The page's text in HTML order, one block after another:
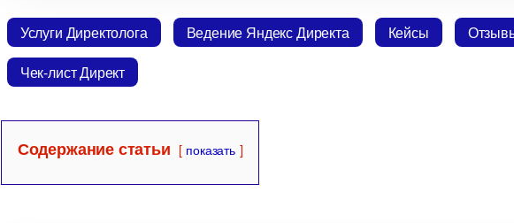
Услуги Директолога едение Яндекс Директа Кейсы
Чек-лист Директ
Содержание статьи показать